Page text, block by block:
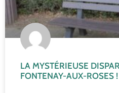
LA MYSTÉRIEUSE
FONTENAY-AUX-ROSES !